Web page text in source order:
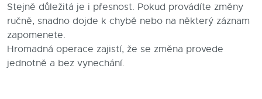
Stejně důležitá je i přesnost. Pokud provádíte změny
ručně, snadno dojde k chybě nebo na některý záznam
zapomenete.
Hromadná operace zajistí, že se změna provede
jednotně a bez vynechání.